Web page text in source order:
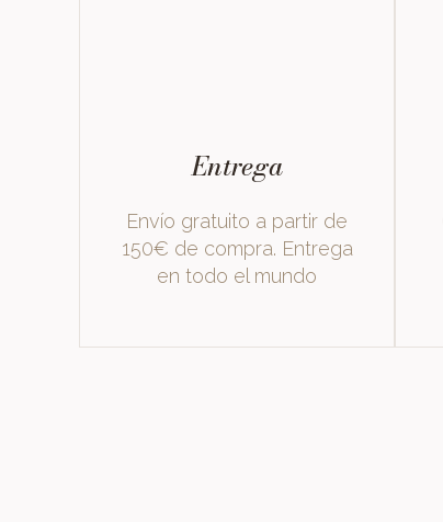
Entrega
Envío gratuito a partir de
150€ de compra. Entrega
en todo el mundo